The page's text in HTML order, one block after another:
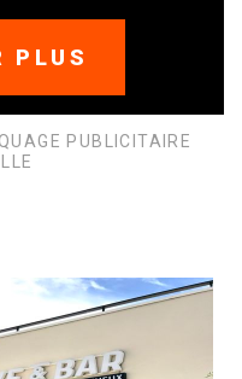
PLUS
PUBLICITAIRE